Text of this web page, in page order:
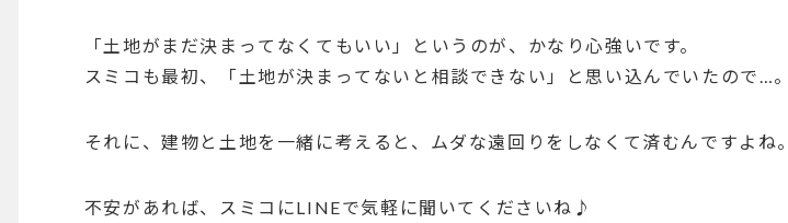
「土地がまだ決まってなくてもいい」というのが、かなり心強いです。
スミコも最初、「土地が決まってないと相談できない」と思い込んでいたので…。
それに、建物と土地を一緒に考えると、ムダな遠回りをしなくて済むんですよね。
不安があれば、スミコにLINEで気軽に聞いてくださいね♪